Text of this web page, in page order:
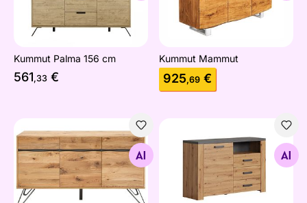
Kummut Palma 156 cm
561,33 €
Kummut Mammut
925,69 €
Kummut Living Edge
Otsi sarnaseid
Kummut Follow
Otsi sarnaseid